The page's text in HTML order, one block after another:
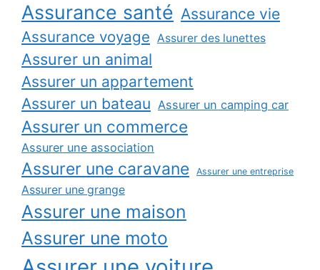
Assurance santé Assurance vie
Assurance voyage Assurer des lunettes
Assurer un animal
Assurer un appartement
Assurer un bateau Assurer un camping car
Assurer un commerce
Assurer une association
Assurer une caravane Assurer une entreprise
Assurer une grange
Assurer une maison
Assurer une moto